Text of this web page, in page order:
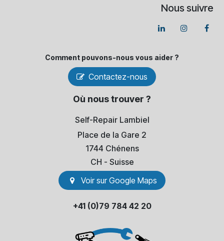
Nous suivre
Comment pouvons-​nous vous aider ?
Contactez-nous
Où nous trouver ?
Self-Repair Lambiel
Place de la Gare 2
1744 Chénens
​CH - Suisse
Voir sur Go​​ogle Maps
+41 (0)79 784 42 20